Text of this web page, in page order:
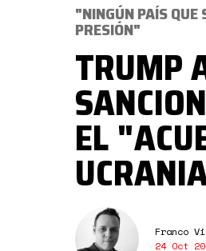
"NINGÚN PAÍS QUE
PRESIÓN"
TRUMP
EL
Franco
24 Oct